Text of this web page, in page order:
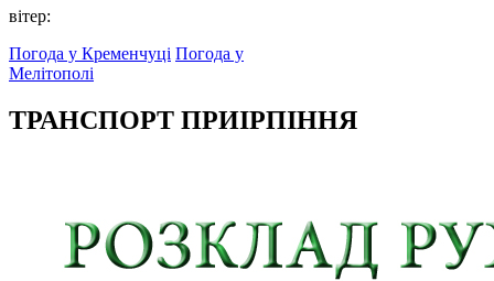
вітер:
Погода у Кременчуці Погода у
Мелітополі
ТРАНСПОРТ ПРИІРПІННЯ